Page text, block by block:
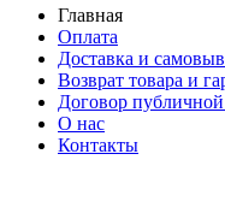
Главная
Оплата
Доставка и
Возврат товара и
Договор
О нас
Контакты